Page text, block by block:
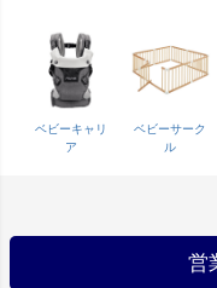
ベビーキャリ
ア
ベビーサーク
ル
営